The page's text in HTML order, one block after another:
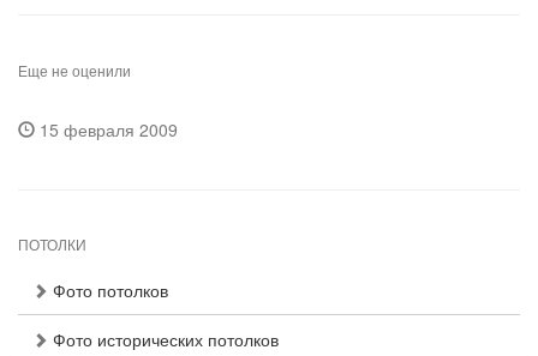
Еще не оценили
15 февраля 2009
ПОТОЛКИ
Фото потолков
Фото исторических потолков